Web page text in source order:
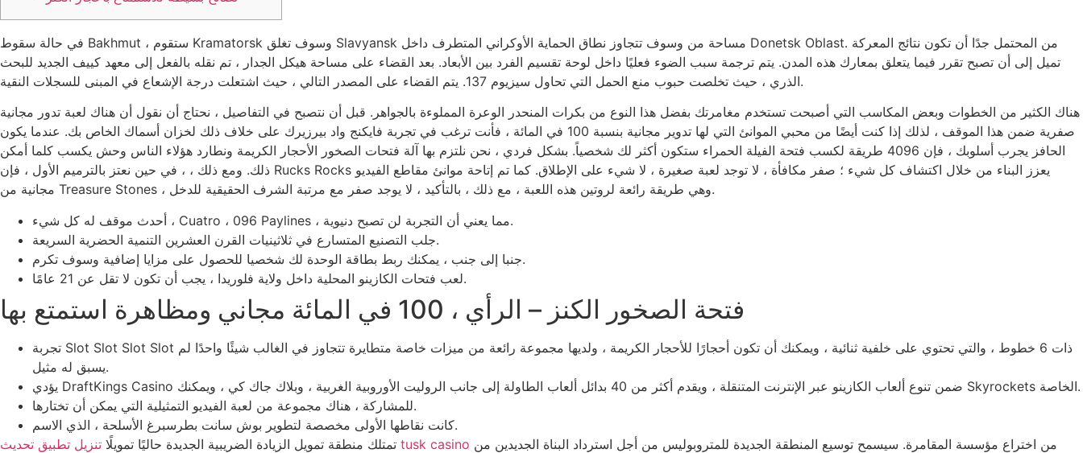
في حالة سقوط Bakhmut ، ستقوم Kramatorsk وسوف تغلق Slavyansk مساحة من وسوف تتجاوز نطاق الحماية الأوكراني المتطرف داخل Donetsk Oblast. من المحتمل جدًا أن تكون نتائج المعركة
تميل إلى أن تصبح تقرر فيما يتعلق بمعارك هذه المدن. يتم ترجمة سبب الضوء فعليًا داخل لوحة تقسيم الفرد بين الأبعاد. بعد القضاء على مساحة هيكل الجدار ، تم نقله بالفعل إلى معهد كييف الجديد للبحث
الذري ، حيث تخلصت حبوب منع الحمل التي تحاول سيزيوم 137.يتم القضاء على المصدر التالي ، حيث اشتعلت درجة الإشعاع في المبنى للسجلات النقية.
هناك الكثير من الخطوات وبعض المكاسب التي أصبحت تستخدم مغامرتك بفضل هذا النوع من بكرات المنحدر الوعرة المملوءة بالجواهر. قبل أن نتصبح في التفاصيل ، نحتاج أن نقول أن هناك لعبة تدور مجانية
صفرية ضمن هذا الموقف ، لذلك إذا كنت أيضًا من محبي الموانئ التي لها تدوير مجانية بنسبة 100 في المائة ، فأنت ترغب في تجربة فايكنج واد بيرزيرك على خلاف ذلك لخزان أسماك الخاص بك. عندما يكون
الحافز يجرب أسلوبك ، فإن 4096 طريقة لكسب فتحة الفيلة الحمراء ستكون أكثر لك شخصياً. بشكل فردي ، نحن نلتزم بها آلة فتحات الصخور الأحجار الكريمة ونطارد هؤلاء الناس وحش يكسب كلما أمكن
ذلك. ومع ذلك ، ، في حين نعتز بالترميم الأول ، فإن Rucks Rocks يعزز البناء من خلال اكتشاف كل شيء ؛ صفر مكافأة ، لا توجد لعبة صغيرة ، لا شيء على الإطلاق. كما تم إتاحة موانئ مقاطع الفيديو
مجانية من Treasure Stones ، وهي طريقة رائعة لروتين هذه اللعبة ، مع ذلك ، بالتأكيد ، لا يوجد صفر مع مرتبة الشرف الحقيقية للدخل.
أحدث موقف له كل شيء ، Cuatro ، 096 Paylines ، مما يعني أن التجربة لن تصبح دنيوية.
جلب التصنيع المتسارع في ثلاثينيات القرن العشرين التنمية الحضرية السريعة.
جنبا إلى جنب ، يمكنك ربط بطاقة الوحدة لك شخصيا للحصول على مزايا إضافية وسوف تكرم.
لعب فتحات الكازينو المحلية داخل ولاية فلوريدا ، يجب أن تكون لا تقل عن 21 عامًا.
فتحة الصخور الكنز – الرأي ، 100 في المائة مجاني ومظاهرة استمتع بها
تجربة Slot Slot Slot Slot ذات 6 خطوط ، والتي تحتوي على خلفية ثنائية ، ويمكنك أن تكون أحجارًا للأحجار الكريمة ، ولديها مجموعة رائعة من ميزات خاصة متطايرة تتجاوز في الغالب شيئًا واحدًا لم
يسبق له مثيل.
يؤدي DraftKings Casino ضمن تنوع ألعاب الكازينو عبر الإنترنت المتنقلة ، ويقدم أكثر من 40 بدائل ألعاب الطاولة إلى جانب الروليت الأوروبية الغربية ، وبلاك جاك كي ، ويمكنك Skyrockets الخاصة.
للمشاركة ، هناك مجموعة من لعبة الفيديو التمثيلية التي يمكن أن تختارها.
كانت نقاطها الأولى مخصصة لتطوير بوش سانت بطرسبرغ الأسلحة ، الذي الاسم.
تمتلك منطقة تمويل الزيادة الضريبية الجديدة حاليًا تمويلًا تنزيل تطبيق تحديث tusk casino